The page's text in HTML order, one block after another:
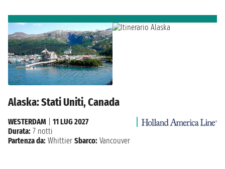
Alaska: Stati Uniti, Canada
WESTERDAM
11 LUG 2027
Durata: 7 notti
Partenza da: Whittier Sbarco: Vancouver